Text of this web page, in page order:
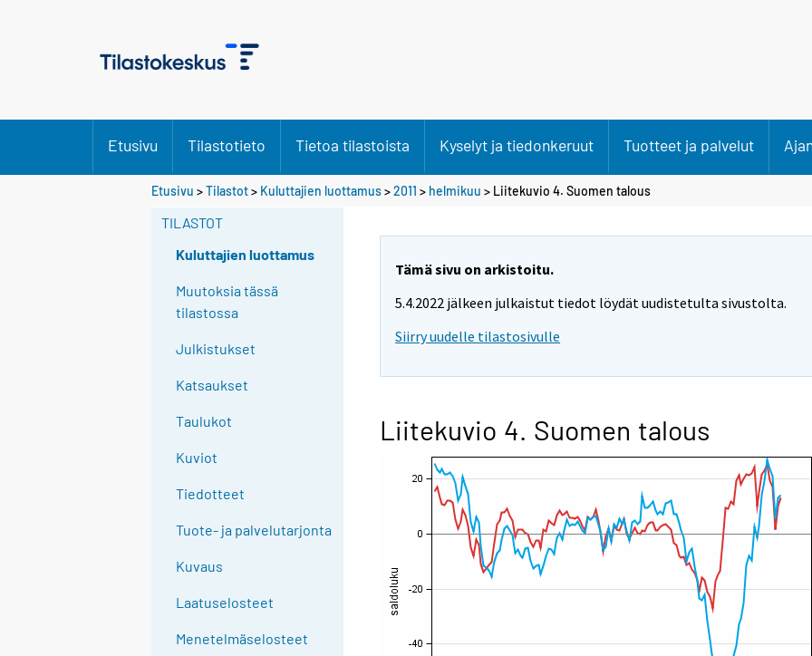
Etusivu Tilastotieto Tietoa tilastoista Kyselyt ja tiedonkeruut Tuotteet ja palvelut
Etusivu >Tilastot> Kuluttajien luottamus>2011 > helmikuu > Liitekuvio 4. Suomen talous
TILASTOT
Kuluttajien luottamus
Muutoksia tässä
tilastossa
Julkistukset
Katsaukset
Taulukot
Kuviot
Tiedotteet
Tuote- ja palvelutarjonta
Kuvaus
Laatuselosteet
Menetelmäselosteet
Tämä sivu on arkistoitu.
5.4.2022 jälkeen julkaistut tiedot löydät uudistetulta sivustolta.
Siirry uudelle tilastosivulle
Liitekuvio 4. Suomen talous